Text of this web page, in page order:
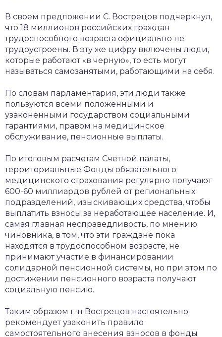
В своем предложении С. Вострецов подчеркнул,
что 18 миллионов российских граждан
трудоспособного возраста официально не
трудоустроены. В эту же цифру включены люди,
которые работают «в черную», то есть могут
называться самозанятыми, работающими на себя.
По словам парламентария, эти люди также
пользуются всеми положенными и
узаконенными государством социальными
гарантиями, правом на медицинское
обслуживание, пенсионные выплаты.
По итоговым расчетам Счетной палаты,
территориальные Фонды обязательного
медицинского страхования регулярно получают
600-60 миллиардов рублей от региональных
подразделений, изыскивающих средства, чтобы
выплатить взносы за неработающее население. И,
самая главная несправедливость, по мнению
чиновника, в том, что эти граждане пока
находятся в трудоспособном возрасте, не
принимают участие в финансировании
солидарной пенсионной системы, но при этом по
достижении пенсионного возраста получают
социальную пенсию.
Таким образом г-н Вострецов настоятельно
рекомендует узаконить правило
самостоятельного внесения взносов в фонды